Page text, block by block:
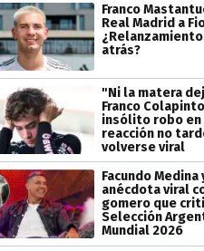
Franco
Real Madrid a
atrás?
"Ni la matera
Franco
insólito robo en
reacción no
volverse viral
Facundo Medina
anécdota viral
gomero que
Selección
Mundial 2026